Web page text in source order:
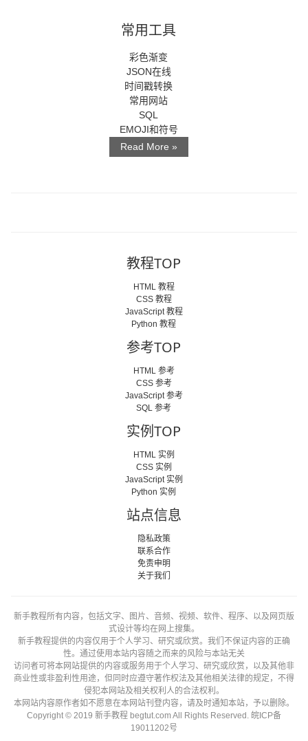
常用工具
彩色渐变
JSON在线
时间戳转换
常用网站
SQL
EMOJI和符号
Read More »
教程TOP
HTML 教程
CSS 教程
JavaScript 教程
Python 教程
参考TOP
HTML 参考
CSS 参考
JavaScript 参考
SQL 参考
实例TOP
HTML 实例
CSS 实例
JavaScript 实例
Python 实例
站点信息
隐私政策
联系合作
免责申明
关于我们
新手教程所有内容，包括文字、图片、音频、视频、软件、程序、以及网页版
式设计等均在网上搜集。
新手教程提供的内容仅用于个人学习、研究或欣赏。我们不保证内容的正确
性。通过使用本站内容随之而来的风险与本站无关
访问者可将本网站提供的内容或服务用于个人学习、研究或欣赏，以及其他非
商业性或非盈利性用途，但同时应遵守著作权法及其他相关法律的规定，不得
侵犯本网站及相关权利人的合法权利。
本网站内容原作者如不愿意在本网站刊登内容，请及时通知本站，予以删除。
Copyright © 2019 新手教程 begtut.com All Rights Reserved. 皖ICP备
19011202号